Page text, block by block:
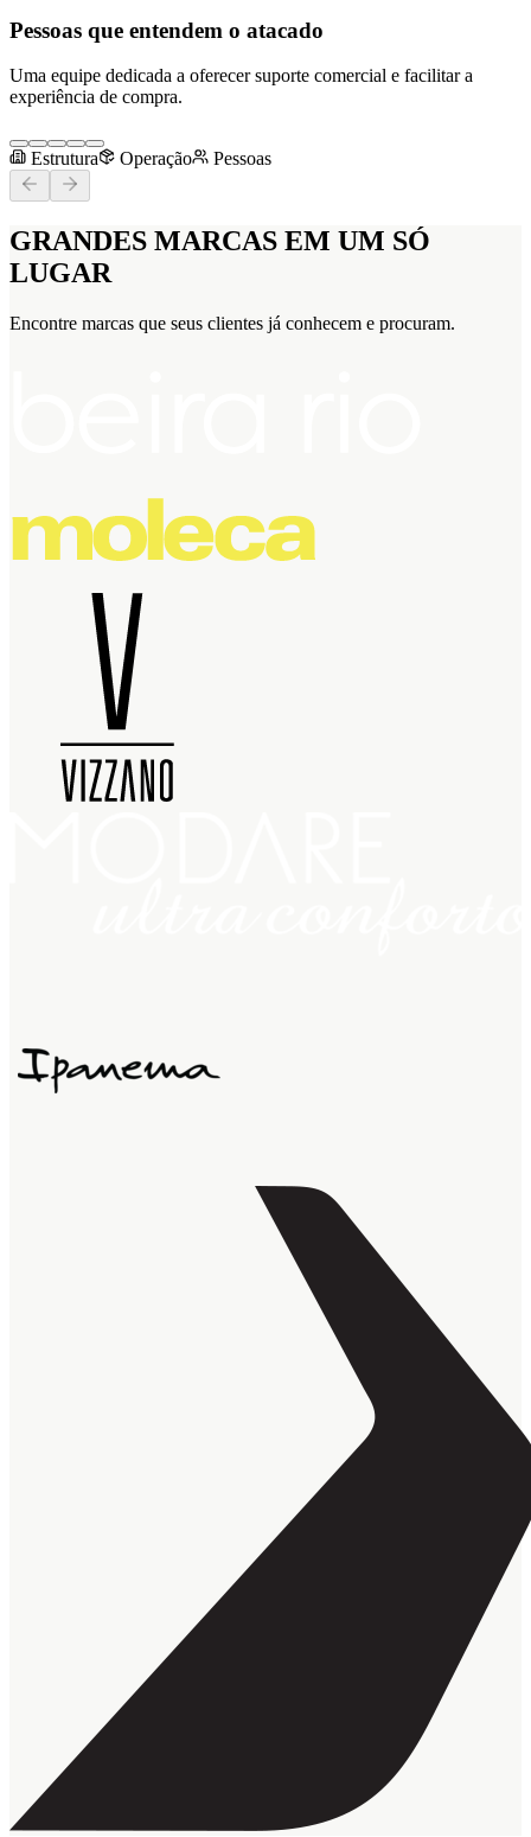
Pessoas que entendem o atacado
Uma equipe dedicada a oferecer suporte comercial e facilitar a
experiência de compra.
Estrutura Operação Pessoas
GRANDES MARCAS EM UM SÓ
LUGAR
Encontre marcas que seus clientes já conhecem e procuram.